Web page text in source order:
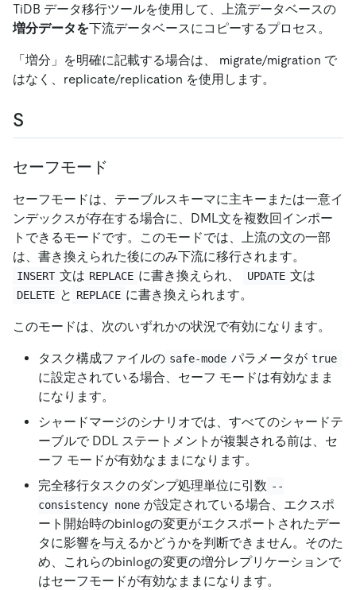
TiDB データ移行ツールを使用して、上流データベースの
増分データを下流データベースにコピーするプロセス。
「増分」を明確に記載する場合は、 migrate/migration で
はなく、replicate/replication を使用します。
S
セーフモード
セーフモードは、テーブルスキーマに主キーまたは一意イ
ンデックスが存在する場合に、DML文を複数回インポー
トできるモードです。このモードでは、上流の文の一部
は、書き換えられた後にのみ下流に移行されます。
INSERT 文は REPLACE に書き換えられ、 UPDATE 文は
DELETE と REPLACE に書き換えられます。
このモードは、次のいずれかの状況で有効になります。
タスク構成ファイルの safe-mode パラメータが true
に設定されている場合、セーフ モードは有効なまま
になります。
シャードマージのシナリオでは、すべてのシャードテ
ーブルで DDL ステートメントが複製される前は、セ
ーフ モードが有効なままになります。
完全移行タスクのダンプ処理単位に引数 --
consistency none が設定されている場合、エクスポ
ート開始時のbinlogの変更がエクスポートされたデー
タに影響を与えるかどうかを判断できません。そのた
め、これらのbinlogの変更の増分レプリケーションで
はセーフモードが有効なままになります。